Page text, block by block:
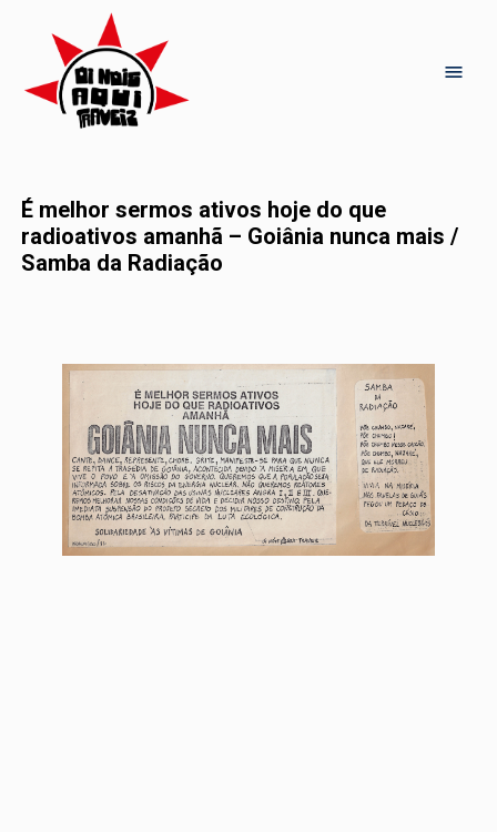
É melhor sermos ativos hoje do que
radioativos amanhã – Goiânia nunca mais /
Samba da Radiação